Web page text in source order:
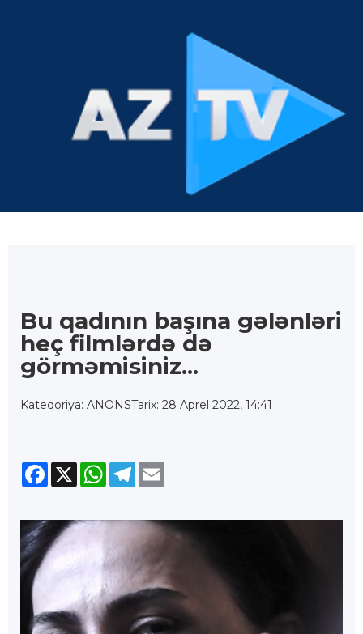
Bu qadının başına gələnləri
heç filmlərdə də
görməmisiniz...
Kateqoriya: ANONSTarix: 28 Aprel 2022, 14:41
Facebook
X WhatsApp
Telegram